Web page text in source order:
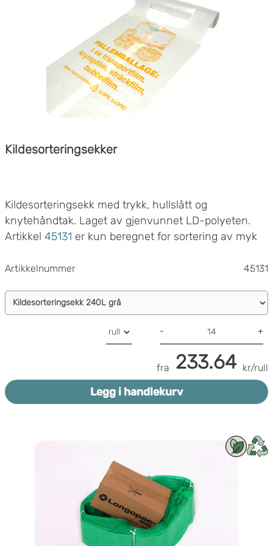
Kildesorteringsekker
Kildesorteringsekk med trykk, hullslått og
knytehåndtak. Laget av gjenvunnet LD-polyeten.
Artikkel 45131 er kun beregnet for sortering av myk
Artikkelnummer 45131
- +
fra 233.64 kr/rull
Legg i handlekurv